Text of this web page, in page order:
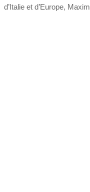
d’Italie et d’Europe,